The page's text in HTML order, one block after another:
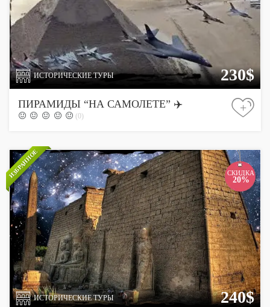
ИСТОРИЧЕСКИЕ ТУРЫ 230$
ПИРАМИДЫ “НА САМОЛЕТЕ” ✈️
(0)
+
ИЗБРАННОЕ СКИДКА
20%
ИСТОРИЧЕСКИЕ ТУРЫ 240$